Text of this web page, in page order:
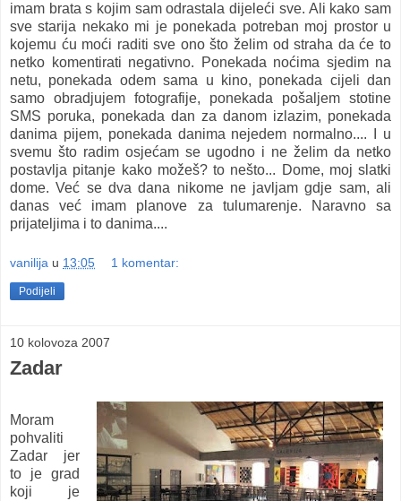
imam brata s kojim sam odrastala dijeleći sve. Ali kako sam
sve starija nekako mi je ponekada potreban moj prostor u
kojemu ću moći raditi sve ono što želim od straha da će to
netko komentirati negativno. Ponekada noćima sjedim na
netu, ponekada odem sama u kino, ponekada cijeli dan
samo obradjujem fotografije, ponekada pošaljem stotine
SMS poruka, ponekada dan za danom izlazim, ponekada
danima pijem, ponekada danima nejedem normalno.... I u
svemu što radim osjećam se ugodno i ne želim da netko
postavlja pitanje kako možeš? to nešto... Dome, moj slatki
dome. Već se dva dana nikome ne javljam gdje sam, ali
danas već imam planove za tulumarenje. Naravno sa
prijateljima i to danima....
vanilija u 13:05 1 komentar:
Podijeli
10 kolovoza 2007
Zadar
Moram
pohvaliti
Zadar jer
to je grad
koji je